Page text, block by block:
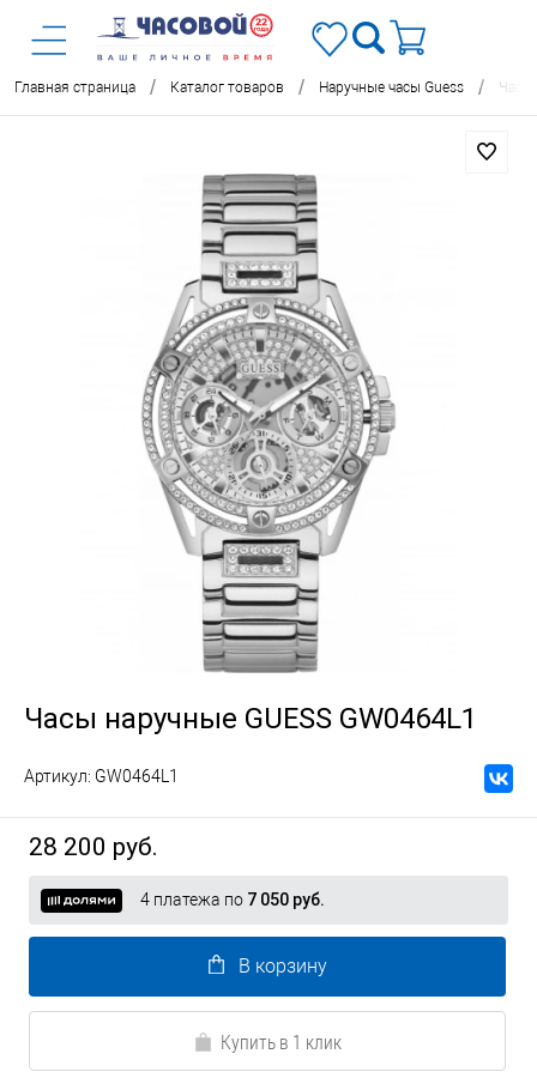
Главная страница / Каталог товаров / Наручные часы Guess / Часы
Часы наручные GUESS GW0464L1
Артикул: GW0464L1
28 200 руб.
4 платежа по 7 050 руб.
В корзину
Купить в 1 клик